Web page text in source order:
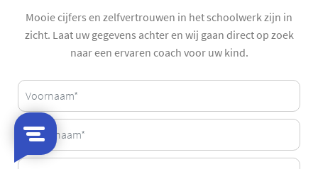
Mooie cijfers en zelfvertrouwen in het schoolwerk zijn in
zicht. Laat uw gegevens achter en wij gaan direct op zoek
naar een ervaren coach voor uw kind.